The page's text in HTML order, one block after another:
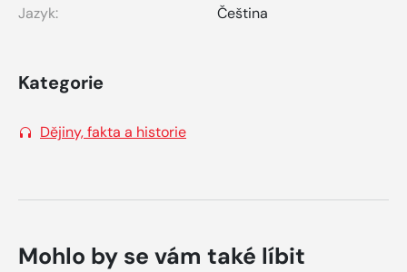
Jazyk:
Čeština
Kategorie
Dějiny, fakta a historie
Mohlo by se vám také líbit